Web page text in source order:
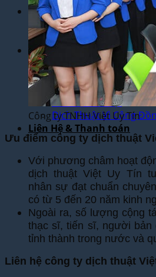
Dịch Vụ
Dịch Thuật Phim – Phụ
Dịch Vụ Hợp Pháp Hóa
Blog
Tuyển Dụng
Chia Sẻ Kinh Nghiệm
Góc Tự Học
Mẫu Dịch Thuật
Dịch Thuật Vì Cộng
Liên Hệ & Thanh toán
Công ty TNHH Việt Uy Tín
Ưu điểm công ty dịch thuật
Với phương châm hoạt
dịch thuật Việt Uy Tín
nhân sự đạt chuẩn
có từ 5 đến 20 năm kinh
Ngoài ra, số lượng cộng
thạc sĩ, tiến sĩ, người bản
tỉnh thành trong nước và
Liên hệ công ty dịch thuật